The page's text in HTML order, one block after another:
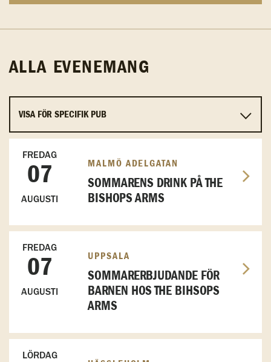
ALLA EVENEMANG
FREDAG
07
AUGUSTI
MALMÖ ADELGATAN
SOMMARENS DRINK PÅ THE
BISHOPS ARMS
FREDAG
07
AUGUSTI
UPPSALA
SOMMARERBJUDANDE FÖR
BARNEN HOS THE BIHSOPS
ARMS
LÖRDAG